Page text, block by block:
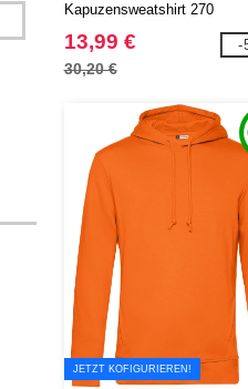
Kapuzensweatshirt 270
13,99 €
30,20 €
-
JETZT KOFIGURIEREN!